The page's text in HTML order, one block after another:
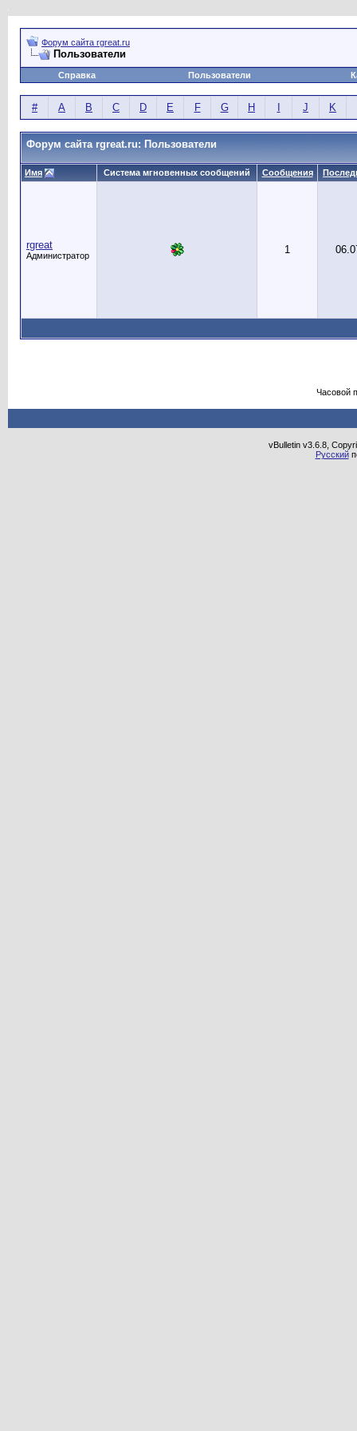
Форум сайта rgreat.ru
Пользователи
Справка Пользователи
# A B C D E F G H J K
Форум сайта rgreat.ru: Пользователи
Имя Система мгновенных сообщений Сообщения
rgreat
Администратор 1
Часовой
vBulletin v3.6.8,
Русский